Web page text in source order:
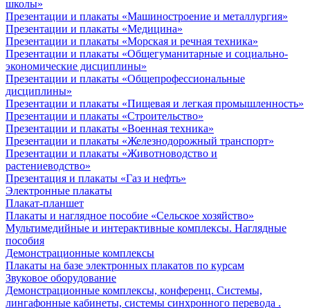
школы»
Презентации и плакаты «Машиностроение и металлургия»
Презентации и плакаты «Медицина»
Презентации и плакаты «Морская и речная техника»
Презентации и плакаты «Общегуманитарные и социально-
экономические дисциплины»
Презентации и плакаты «Общепрофессиональные
дисциплины»
Презентации и плакаты «Пищевая и легкая промышленность»
Презентации и плакаты «Строительство»
Презентации и плакаты «Военная техника»
Презентации и плакаты «Железнодорожный транспорт»
Презентации и плакаты «Животноводство и
растениеводство»
Презентация и плакаты «Газ и нефть»
Электронные плакаты
Плакат-планшет
Плакаты и наглядное пособие «Сельское хозяйство»
Мультимедийные и интерактивные комплексы. Наглядные
пособия
Демонстрационные комплексы
Плакаты на базе электронных плакатов по курсам
Звуковое оборудование
Демонстрационные комплексы, конференц. Системы,
лингафонные кабинеты, системы синхронного перевода .